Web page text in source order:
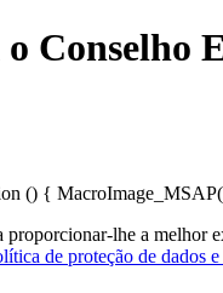
() {
lhe a melhor
de proteção de dados